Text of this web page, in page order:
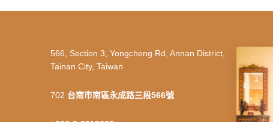
566, Section 3, Yongcheng Rd, Annan District,
Tainan City, Taiwan
702 台南市南區永成路三段566號